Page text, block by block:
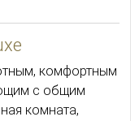
комфортным
с общим
комната,